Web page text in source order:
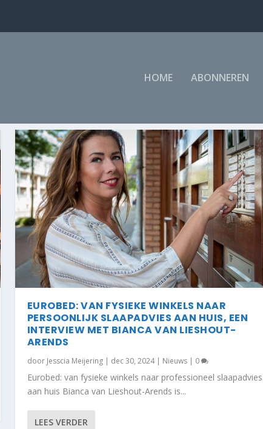
HOME ABONNEREN
EUROBED: VAN FYSIEKE WINKELS NAAR
PERSOONLIJK SLAAPADVIES AAN HUIS, EEN
INTERVIEW MET BIANCA VAN LIESHOUT-
ARENDS
door Jesscia Meijering| dec 30, 2024| Nieuws| 0
Eurobed: van fysieke winkels naar professioneel slaapadvies
aan huis Bianca van Lieshout-Arends is...
LEES VERDER